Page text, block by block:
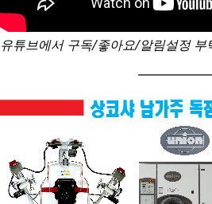
유튜브에서 구독/좋아요/알림설정 부